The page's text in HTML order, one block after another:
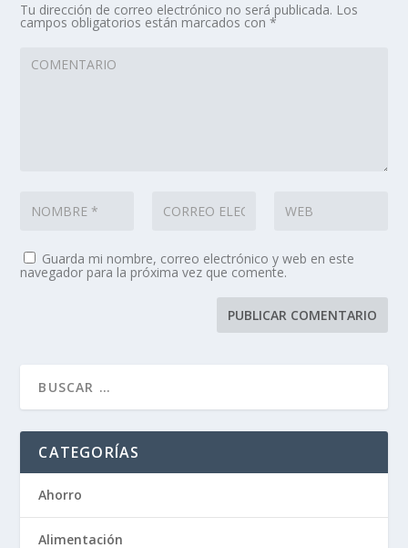
Tu dirección de correo electrónico no será publicada. Los
campos obligatorios están marcados con*
Guarda mi nombre, correo electrónico y web en este
navegador para la próxima vez que comente.
CATEGORÍAS
Ahorro
Alimentación